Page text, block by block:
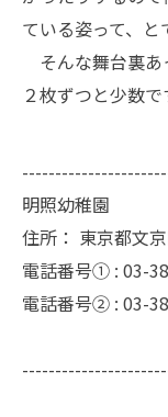
ている姿って、と
そんな舞台裏あ
２枚ずつと少数
明照幼稚園
住所： 東京都文
電話番号① : 03-
電話番号② : 03-